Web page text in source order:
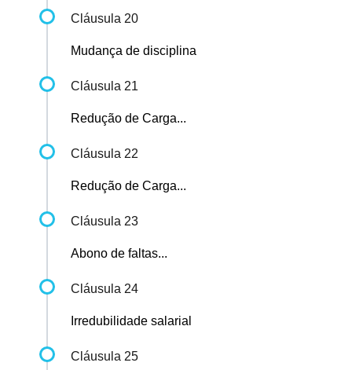
Cláusula 20
Mudança de disciplina
Cláusula 21
Redução de Carga...
Cláusula 22
Redução de Carga...
Cláusula 23
Abono de faltas...
Cláusula 24
Irredubilidade salarial
Cláusula 25